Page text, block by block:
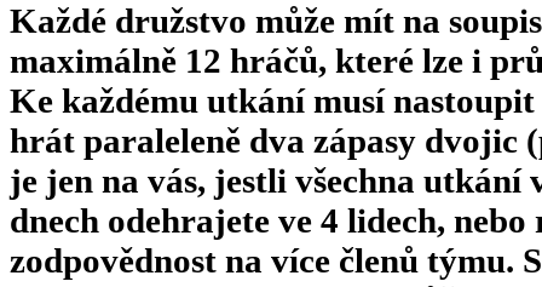
Každé družstvo může mít na
maximálně 12 hráčů, které lze i
Ke každému utkání musí
hrát paraleleně dva zápasy dvojic
je jen na vás, jestli všechna utkání
dnech odehrajete ve 4 lidech,
zodpovědnost na více členů týmu.